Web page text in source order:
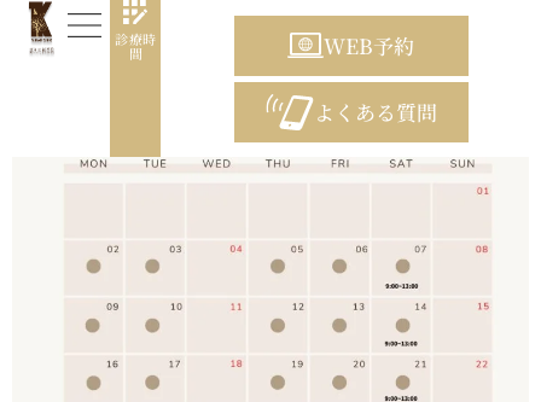
診療時
間 WEB予約
よくある質問
日:2026年6月30日